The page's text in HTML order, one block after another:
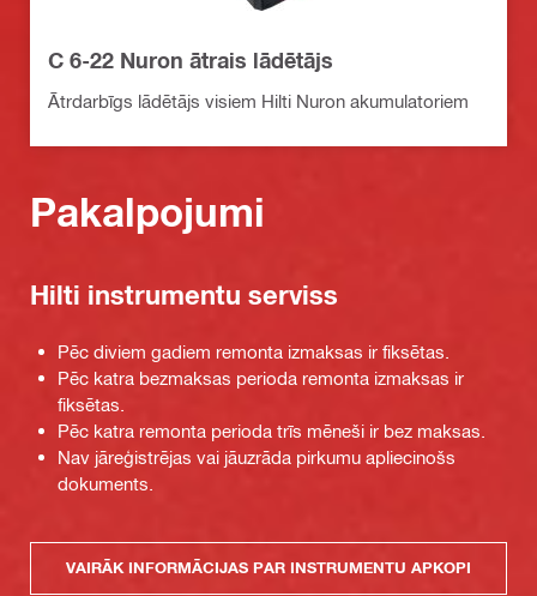
C 6-22 Nuron ātrais lādētājs
Ātrdarbīgs lādētājs visiem Hilti Nuron akumulatoriem
Pakalpojumi
Hilti instrumentu serviss
Pēc diviem gadiem remonta izmaksas ir fiksētas.
Pēc katra bezmaksas perioda remonta izmaksas ir
fiksētas.
Pēc katra remonta perioda trīs mēneši ir bez maksas.
Nav jāreģistrējas vai jāuzrāda pirkumu apliecinošs
dokuments.
VAIRĀK INFORMĀCIJAS PAR INSTRUMENTU APKOPI